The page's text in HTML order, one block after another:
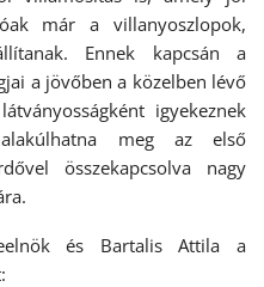
már a villanyoszlopok,
Ennek kapcsán a
a jövőben a közelben lévő
igyekeznek
alakúlhatna meg az első
összekapcsolva nagy
és Bartalis Attila a